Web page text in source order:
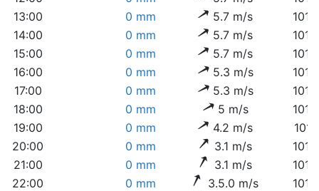
13:00
0 mm 5.7 m/s
14:00
0 mm 5.7 m/s
15:00
0 mm 5.7 m/s
16:00
0 mm 5.3 m/s
17:00
0 mm 5.3 m/s
18:00
0 mm 5 m/s
19:00
0 mm 4.2 m/s
20:00
0 mm 3.1 m/s
21:00
0 mm 3.1 m/s
22:00
0 mm 3.5.0 m/s